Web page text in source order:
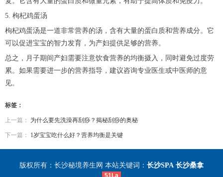
5. 枸杞鸡蛋汤
枸杞鸡蛋汤是一道非常营养的汤，含有大量的蛋白质和营养成分。它
可以促进宝宝的智力发育，为产妇提供足够的营养。
总之，月子期间产妇需要注意饮食营养的均衡摄入，同时避免过度劳
累。如果需要进一步的营养指导，建议咨询专业医生或中医师的意
见。
标签：
上一篇： 为什么要先洗澡再刮痧？揭秘刮痧的奥秘
下一篇： 1岁宝宝吃什么好？营养均衡是关键
版权所有：长沙秘境养生网 本站关键词： 长沙SPA 长沙桑拿
51La